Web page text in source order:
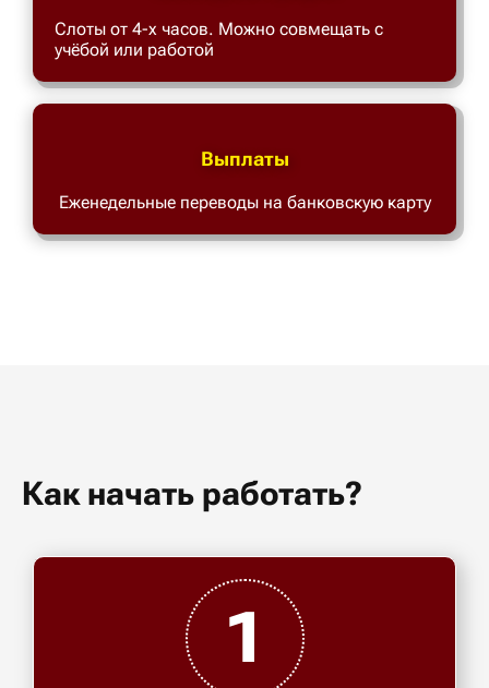
Слоты от 4-х часов. Можно совмещать с
учёбой или работой
Выплаты
Еженедельные переводы на банковскую карту
Как начать работать?
1